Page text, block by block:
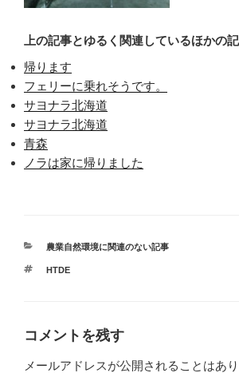
上の記事とゆるく関連しているほかの
帰ります
フェリーに乗れそうです。
サヨナラ北海道
サヨナラ北海道
青森
ノラは家に帰りました
カ
ゴ
農業自然環境に関連のない記事
タ
HTDE
コメントを残す
メールアドレスが公開されることはあり